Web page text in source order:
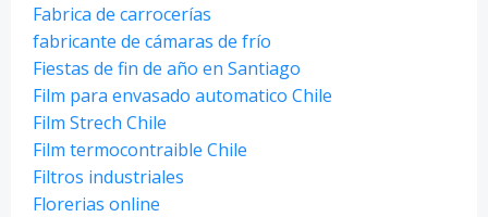
Fabrica de carrocerías
fabricante de cámaras de frío
Fiestas de fin de año en Santiago
Film para envasado automatico Chile
Film Strech Chile
Film termocontraible Chile
Filtros industriales
Florerias online